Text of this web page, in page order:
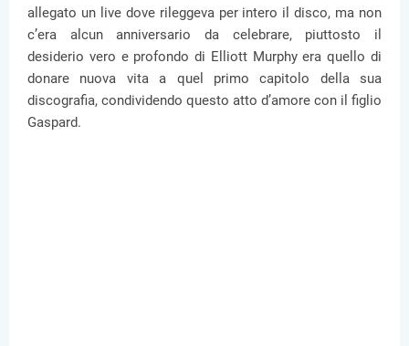
allegato un live dove rileggeva per intero il disco, ma non
c’era alcun anniversario da celebrare, piuttosto il
desiderio vero e profondo di Elliott Murphy era quello di
donare nuova vita a quel primo capitolo della sua
discografia, condividendo questo atto d’amore con il figlio
Gaspard.